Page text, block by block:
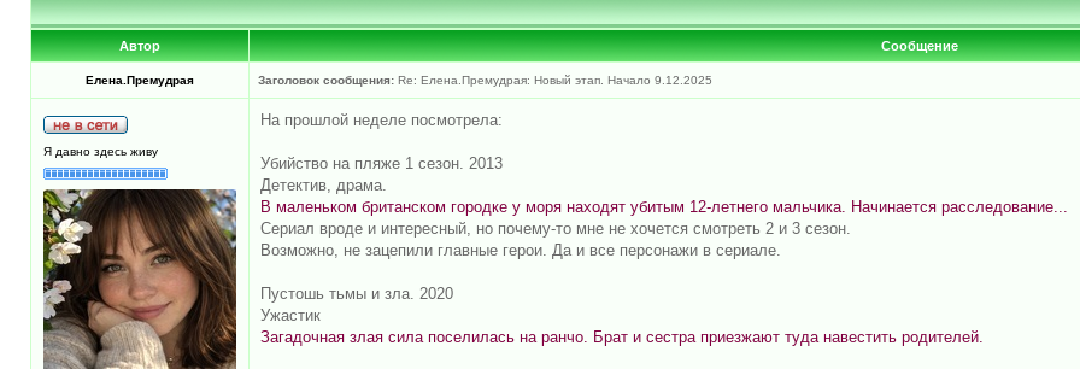
Автор Сообщение
Елена.Премудрая Заголовок сообщения: Re: Елена.Премудрая: Новый этап. Начало 9.12.2025
Я давно здесь живу
На прошлой неделе посмотрела:
Убийство на пляже 1 сезон. 2013
Детектив, драма.
В маленьком британском городке у моря находят убитым 12-летнего мальчика. Начинается расследование...
Сериал вроде и интересный, но почему-то мне не хочется смотреть 2 и 3 сезон.
Возможно, не зацепили главные герои. Да и все персонажи в сериале.
Пустошь тьмы и зла. 2020
Ужастик
Загадочная злая сила поселилась на ранчо. Брат и сестра приезжают туда навестить родителей.